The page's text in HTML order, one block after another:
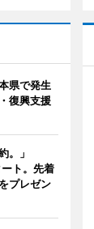
県で発生
復興支援
。」
ト。先着
プレゼン